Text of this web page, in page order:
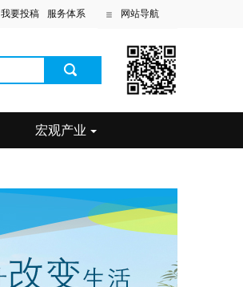
我要投稿 服务体系 网站导航
宏观产业